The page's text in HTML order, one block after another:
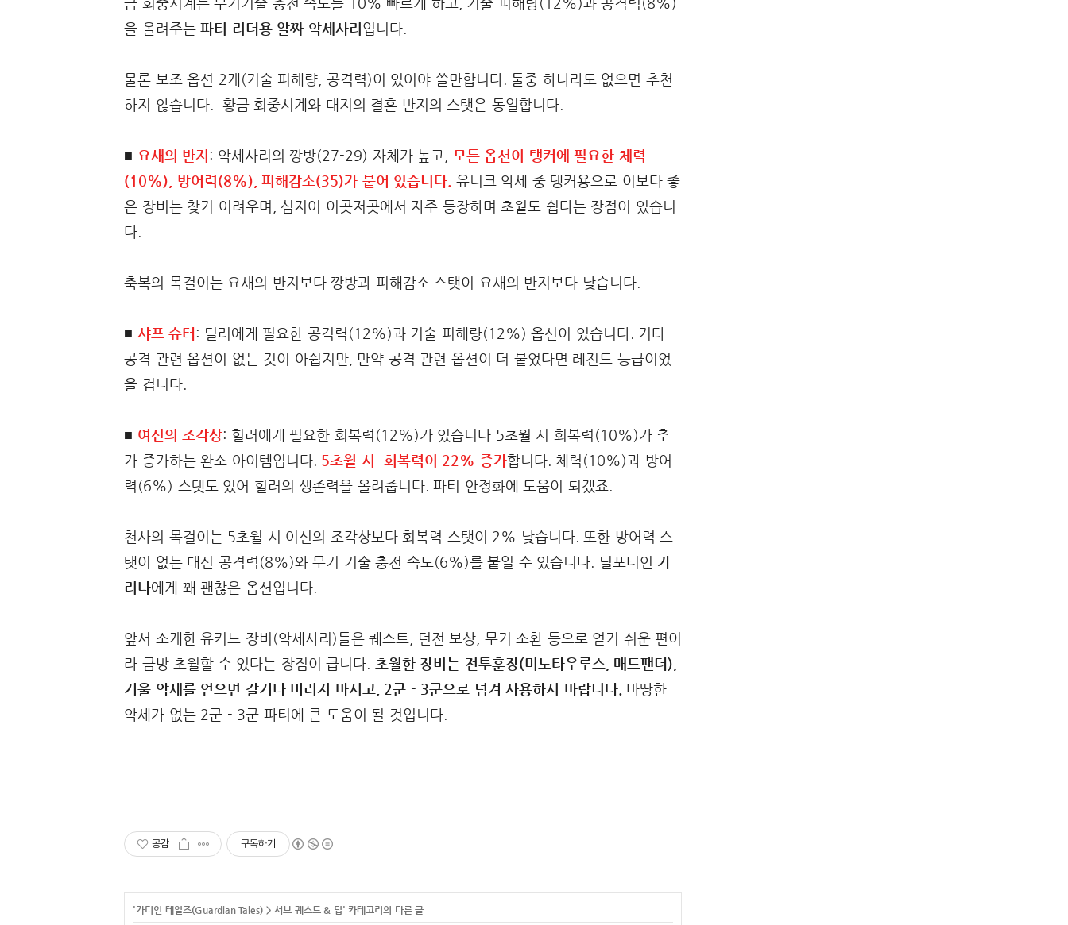
을 올려주는 파티 리더용 알짜 악세사리 입니다.
물론 보조 옵션 2개(기술 피해량, 공격력)이 있어야 쓸만합니다. 둘중 하나라도 없으면 추천
하지 않습니다. 황금 회중시계와 대지의 결혼 반지의 스탯은 동일합니다.
■ 요새의 반지 : 악세사리의 깡방(27-29) 자체가 높고,
모든 옵션이 탱커에 필요한 체력
(10%), 방어력(8%), 피해감소(35)가 붙어 있습니다. 유니크 악세 중 탱커용으로 이보다 좋
은 장비는 찾기 어려우며, 심지어 이곳저곳에서 자주 등장하며 초월도 쉽다는 장점이 있습니
다.
축복의 목걸이는 요새의 반지보다 깡방과 피해감소 스탯이 요새의 반지보다 낮습니다.
■ 샤프 슈터 : 딜러에게 필요한 공격력(12%)과 기술 피해량(12%) 옵션이 있습니다. 기타
공격 관련 옵션이 없는 것이 아쉽지만, 만약 공격 관련 옵션이 더 붙었다면 레전드 등급이었
을 겁니다.
■ 여신의 조각상: 힐러에게 필요한 회복력(12%)가 있습니다 5초월 시 회복력(10%)가 추
가 증가하는 완소 아이템입니다. 5초월 시 회복력이 22% 증가합니다. 체력(10%)과 방어
력(6%) 스탯도 있어 힐러의 생존력을 올려줍니다. 파티 안정화에 도움이 되겠죠.
천사의 목걸이는 5초월 시 여신의 조각상보다 회복력 스탯이 2% 낮습니다. 또한 방어력 스
탯이 없는 대신 공격력(8%)와 무기 기술 충전 속도(6%)를 붙일 수 있습니다. 딜포터인 카
리나에게 꽤 괜찮은 옵션입니다.
앞서 소개한 유키느 장비(악세사리)들은 퀘스트, 던전 보상, 무기 소환 등으로 얻기 쉬운 편이
라 금방 초월할 수 있다는 장점이 큽니다. 초월한 장비는 전투훈장(미노타우루스, 매드팬더),
거울 악세를 얻으면 갈거나 버리지 마시고, 2군 - 3군으로 넘겨 사용하시 바랍니다. 마땅한
악세가 없는 2군 - 3군 파티에 큰 도움이 될 것입니다.
공감 구독하기
'가디언 테일즈(Guardian Tales) > 서브 퀘스트 & 팁' 카테고리의 다른 글